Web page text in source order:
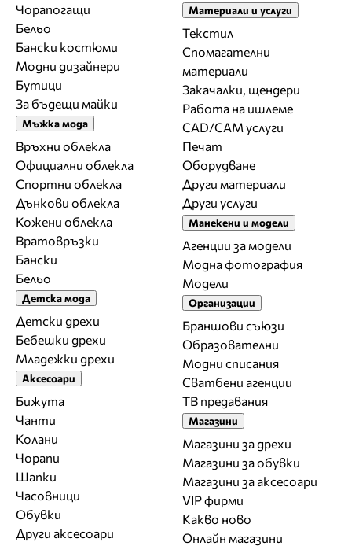
Чорапогащи
Бельо
Бански костюми
Модни дизайнери
Бутици
За бъдещи майки
Мъжка мода
Връхни облекла
Официални облекла
Спортни облекла
Дънкови облекла
Кожени облекла
Вратовръзки
Бански
Бельо
Детска мода
Детски дрехи
Бебешки дрехи
Младежки дрехи
Аксесоари
Бижута
Чанти
Колани
Чорапи
Шапки
Часовници
Обувки
Други аксесоари
Материали и услуги
Текстил
Спомагателни
материали
Закачалки, щендери
Работа на ишлеме
CAD/CAM услуги
Печат
Оборудване
Други материали
Други услуги
Манекени и модели
Агенции за модели
Модна фотография
Модели
Организации
Браншови съюзи
Образователни
Модни списания
Сватбени агенции
ТВ предавания
Магазини
Магазини за дрехи
Магазини за обувки
Магазини за aксесоари
VIP фирми
Какво ново
Онлайн магазини